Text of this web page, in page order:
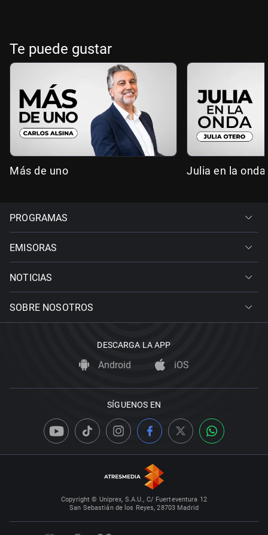
Te puede gustar
Más de uno Julia en la onda
PROGRAMAS
EMISORAS
NOTICIAS
SOBRE NOSOTROS
DESCARGA LA APP
Android iOS
SÍGUENOS EN
Copyright © Uniprex, S.A.U., C/ Fuerteventura 12
San Sebastián de los Reyes, 28703 Madrid